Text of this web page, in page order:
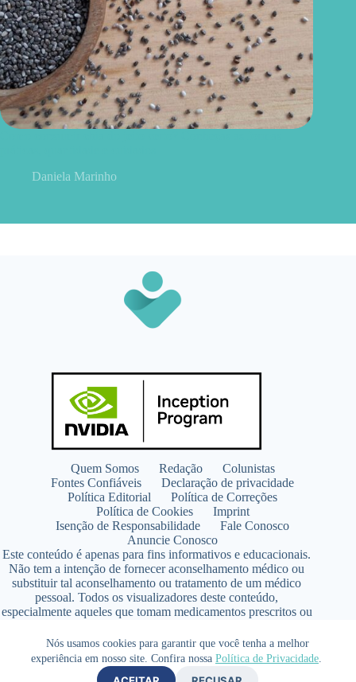
Nós usamos cookies para garantir que você tenha a melhor
experiência em nosso site. Confira nossa Política de Privacidade.
Daniela Marinho
Quem Somos Redação
Colunistas
Fontes Confiáveis
Declaração de privacidade
Política Editorial
Política de Correções
Política de Cookies
Imprint
Isenção de Responsabilidade
Fale Conosco
Anuncie Conosco
Este conteúdo é apenas para fins informativos e educacionais.
Não tem a intenção de fornecer aconselhamento médico ou
substituir tal aconselhamento ou tratamento de um médico
pessoal. Todos os visualizadores deste conteúdo,
especialmente aqueles que tomam medicamentos prescritos ou
qualquer programa de nutrição, suplementação ou estilo de
vida.
Copyright © 2026 - SaúdeLAB.com pertence ao grupo